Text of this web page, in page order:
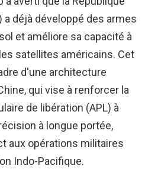
a déjà développé des armes
et améliore sa capacité à
satellites américains. Cet
d'une architecture
qui vise à renforcer la
de libération (APL) à
à longue portée,
aux opérations militaires
Indo-Pacifique.